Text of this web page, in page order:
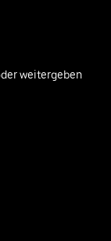
weitergeben